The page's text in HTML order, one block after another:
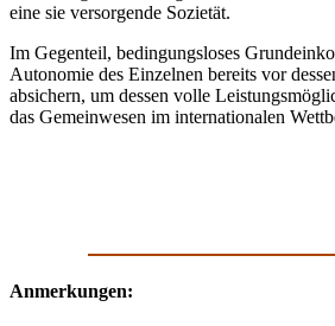
eine sie versorgende Sozietät.
Im Gegenteil, bedingungsloses
Autonomie des Einzelnen bereits vor
absichern, um dessen volle
das Gemeinwesen im internationalen
Anmerkungen: